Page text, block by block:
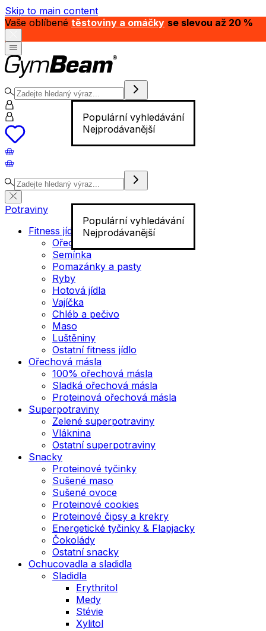
Skip to main content
Vaše oblíbené těstoviny a omáčky se slevou až 20 %
Populární vyhledávání
Nejprodávanější
Populární vyhledávání
Nejprodávanější
Potraviny
Fitness jídlo
Ořechy
Semínka
Pomazánky a pasty
Ryby
Hotová jídla
Vajíčka
Chléb a pečivo
Maso
Luštěniny
Ostatní fitness jídlo
Ořechová másla
100% ořechová másla
Sladká ořechová másla
Proteinová ořechová másla
Superpotraviny
Zelené superpotraviny
Vláknina
Ostatní superpotraviny
Snacky
Proteinové tyčinky
Sušené maso
Sušené ovoce
Proteinové cookies
Proteinové čipsy a krekry
Energetické tyčinky & Flapjacky
Čokolády
Ostatní snacky
Ochucovadla a sladidla
Sladidla
Erythritol
Medy
Stévie
Xylitol